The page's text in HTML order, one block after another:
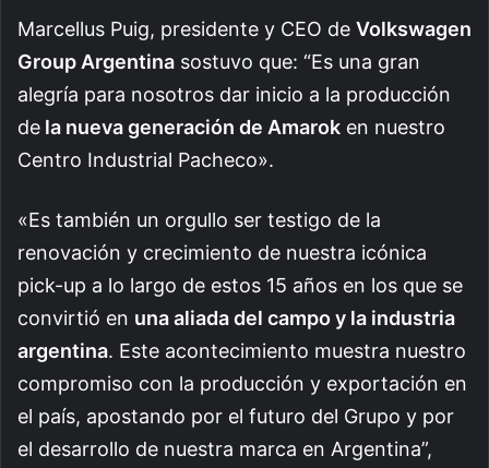
Marcellus Puig, presidente y CEO de Volkswagen
Group Argentina sostuvo que: “Es una gran
alegría para nosotros dar inicio a la producción
de la nueva generación de Amarok en nuestro
Centro Industrial Pacheco».
«Es también un orgullo ser testigo de la
renovación y crecimiento de nuestra icónica
pick-up a lo largo de estos 15 años en los que se
convirtió en una aliada del campo y la industria
argentina. Este acontecimiento muestra nuestro
compromiso con la producción y exportación en
el país, apostando por el futuro del Grupo y por
el desarrollo de nuestra marca en Argentina”,